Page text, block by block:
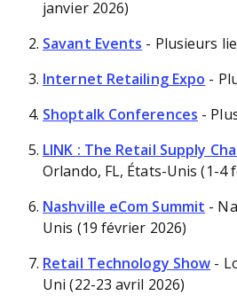
janvier 2026)
Savant Events - Plusieurs
Internet Retailing Expo -
Shoptalk Conferences -
LINK : The Retail Supply
Orlando, FL, États-Unis (1-4
Nashville eCom Summit -
Unis (19 février 2026)
Retail Technology Show -
Uni (22-23 avril 2026)